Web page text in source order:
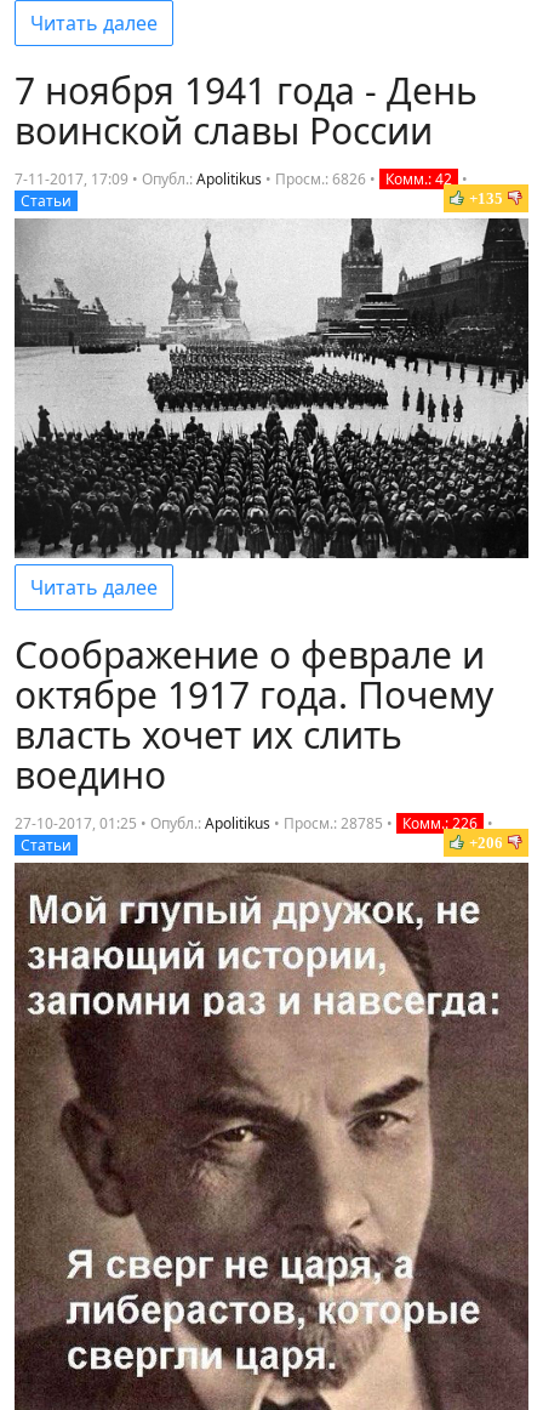
Читать далее
7 ноября 1941 года - День
воинской славы России
7-11-2017, 17:09 • Опубл.:Apolitikus • Просм.: 6826 • Комм.: 42 •
Статьи
+135
Читать далее
Соображение о феврале и
октябре 1917 года. Почему
власть хочет их слить
воедино
27-10-2017, 01:25 • Опубл.:Apolitikus • Просм.: 28785 • Комм.: 226 •
Статьи
+206